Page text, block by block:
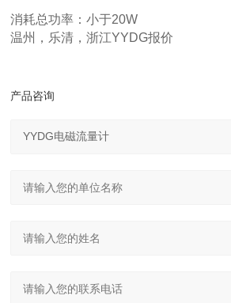
消耗总功率：小于20W
温州，乐清，浙江YYDG报价
产品咨询